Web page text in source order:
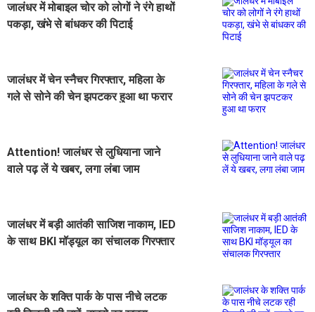
जालंधर में मोबाइल चोर को लोगों ने रंगे हाथों
पकड़ा, खंभे से बांधकर की पिटाई
जालंधर में चेन स्नैचर गिरफ्तार, महिला के
गले से सोने की चेन झपटकर हुआ था फरार
Attention! जालंधर से लुधियाना जाने
वाले पढ़ लें ये खबर, लगा लंबा जाम
जालंधर में बड़ी आतंकी साजिश नाकाम, IED
के साथ BKI मॉड्यूल का संचालक गिरफ्तार
जालंधर के शक्ति पार्क के पास नीचे लटक